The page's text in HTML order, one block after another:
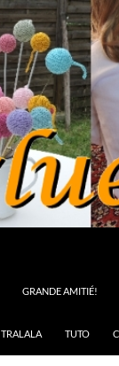
GRANDE AMITIÉ!
TRALALA TUTO